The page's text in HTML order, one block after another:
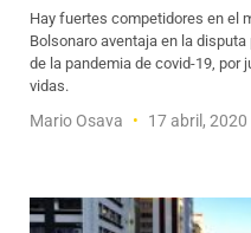
Hay fuertes competidores en el
Bolsonaro aventaja en la
de la pandemia de covid-19, por
vidas.
Mario Osava 17 abril, 2020